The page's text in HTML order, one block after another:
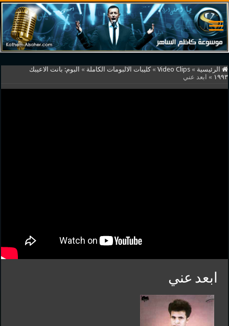
الرئيسية »
Video Clips
» كليبات الالبومات الكاملة » البوم: بانت الاعيبك
١٩٩٣ » ابعد عني
ابعد عني